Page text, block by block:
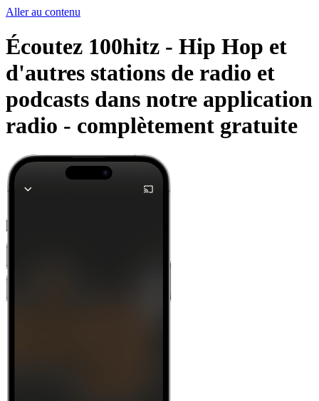
Aller au contenu
Écoutez 100hitz - Hip Hop et
d'autres stations de radio et
podcasts dans notre application
radio - complètement gratuite